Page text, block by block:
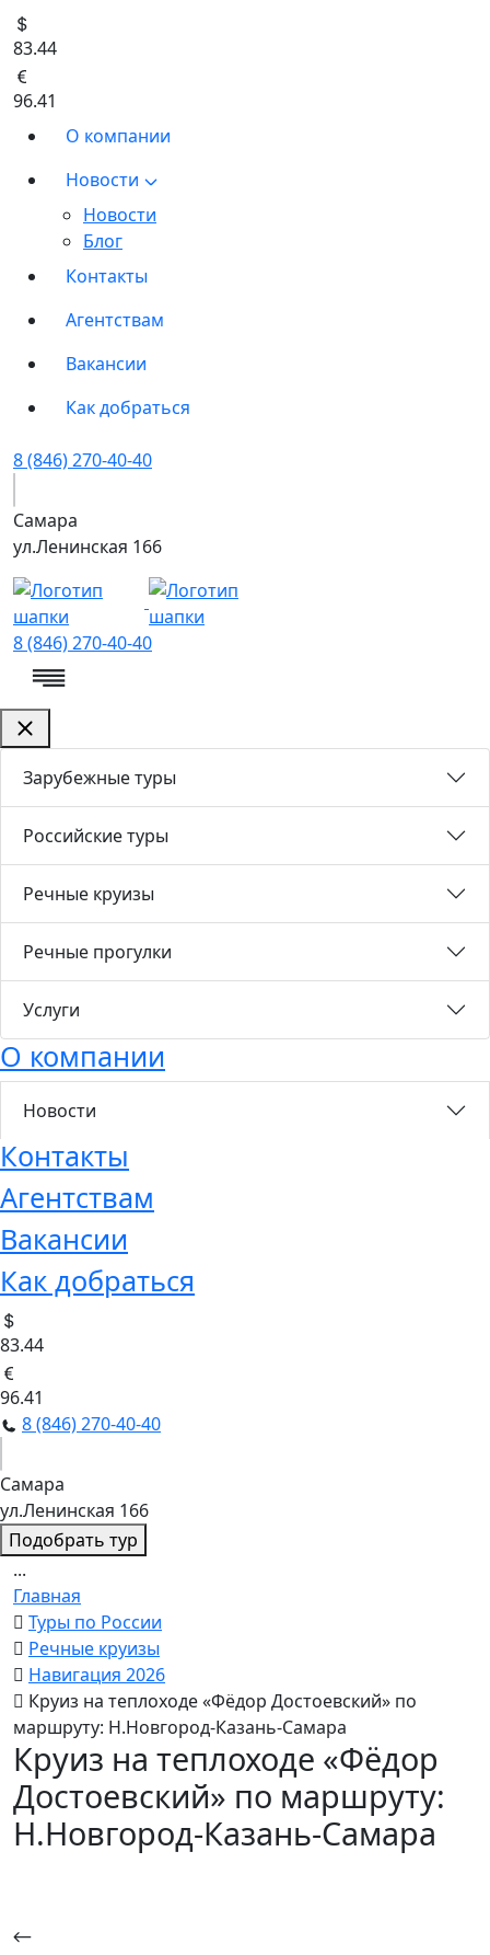
83.44
96.41
О компании
Новости
Новости
Блог
Контакты
Агентствам
Вакансии
Как добраться
8 (846) 270-40-40
Самара
ул.Ленинская 166
8 (846) 270-40-40
Зарубежные туры
Российские туры
Речные круизы
Речные прогулки
Услуги
О компании
Новости
Контакты
Агентствам
Вакансии
Как добраться
83.44
96.41
8 (846) 270-40-40
Самара
ул.Ленинская 166
Подобрать тур
...
Главная
Туры по России
Речные круизы
Навигация 2026
Круиз на теплоходе «Фёдор Достоевский» по
маршруту: Н.Новгород-Казань-Самара
Круиз на теплоходе «Фёдор
Достоевский» по маршруту:
Н.Новгород-Казань-Самара